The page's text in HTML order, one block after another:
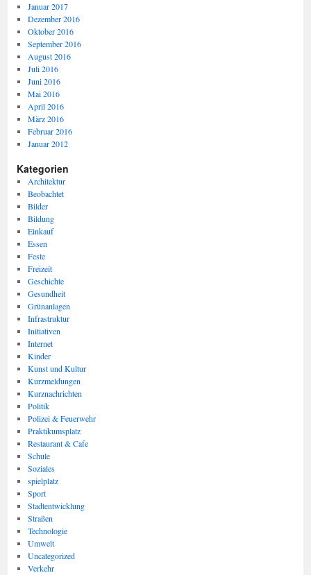
Januar 2017
Dezember 2016
Oktober 2016
September 2016
August 2016
Juli 2016
Juni 2016
Mai 2016
April 2016
März 2016
Februar 2016
Januar 2012
Kategorien
Architektur
Beobachtet
Bilder
Bildung
Einkauf
Essen
Feste
Freizeit
Geschichte
Gesundheit
Grünanlagen
Infrastruktur
Initiativen
Internet
Kinder
Kunst und Kultur
Kurzmeldungen
Kurznachrichten
Politik
Polizei & Feuerwehr
Praktikumsplatz
Restaurant & Cafe
Schule
Soziales
spielplatz
Sport
Stadtentwicklung
Straßen
Technologie
Umwelt
Uncategorized
Verkehr